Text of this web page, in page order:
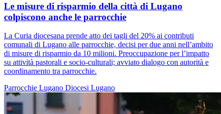
Le misure di risparmio della città di Lugano
colpiscono anche le parrocchie
La Curia diocesana prende atto dei tagli del 20% ai contributi
comunali di Lugano alle parrocchie, decisi per due anni nell’ambito
di misure di risparmio da 10 milioni. Preoccupazione per l’impatto
su attività pastorali e socio-culturali; avviato dialogo con autorità e
coordinamento tra parrocchie.
Parrocchie Lugano Diocesi Lugano